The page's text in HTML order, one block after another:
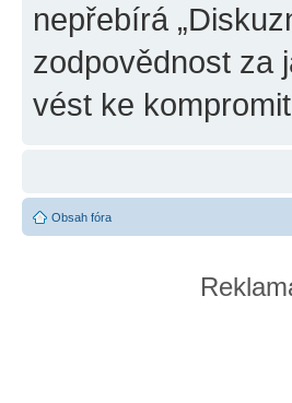
nepřebírá
zodpovědnost za
vést ke
Obsah fóra